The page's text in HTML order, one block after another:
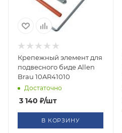
Крепежный элемент для
подвесного биде Allen
Brau 10AR41010
Достаточно
3 140 ₽/шт
В КОРЗИНУ